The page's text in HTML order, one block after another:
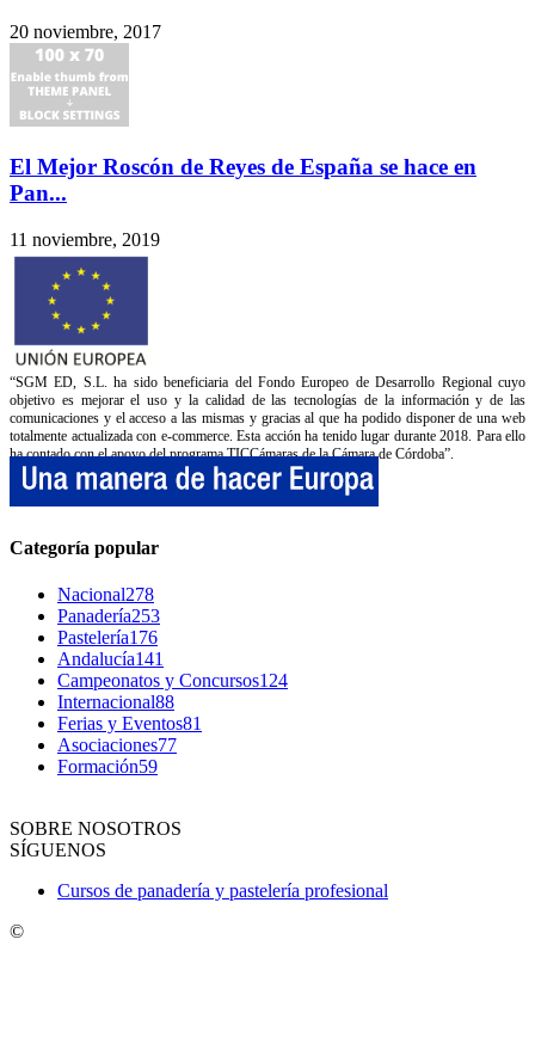
20 noviembre, 2017
El Mejor Roscón de Reyes de España se hace en
Pan...
11 noviembre, 2019
“SGM ED, S.L. ha sido beneficiaria del Fondo Europeo de Desarrollo Regional cuyo
objetivo es mejorar el uso y la calidad de las tecnologías de la información y de las
comunicaciones y el acceso a las mismas y gracias al que ha podido disponer de una web
totalmente actualizada con e-commerce. Esta acción ha tenido lugar durante 2018. Para ello
ha contado con el apoyo del programa TICCámaras de la Cámara de Córdoba”.
Categoría popular
Nacional278
Panadería253
Pastelería176
Andalucía141
Campeonatos y Concursos124
Internacional88
Ferias y Eventos81
Asociaciones77
Formación59
SOBRE NOSOTROS
SÍGUENOS
Cursos de panadería y pastelería profesional
©